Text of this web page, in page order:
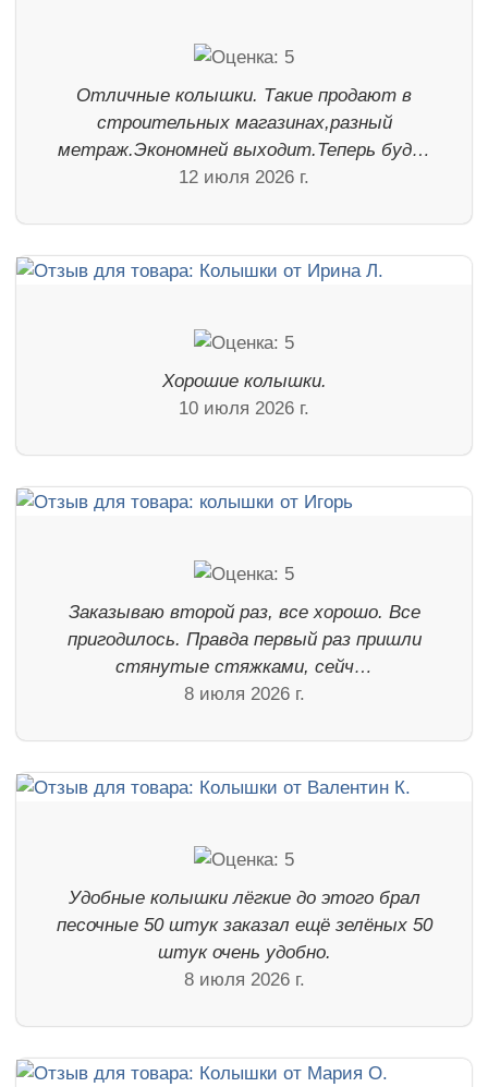
Отличные колышки. Такие продают в
строительных магазинах,разный
метраж.Экономней выходит.Теперь буд…
12 июля 2026 г.
Хорошие колышки.
10 июля 2026 г.
Заказываю второй раз, все хорошо. Все
пригодилось. Правда первый раз пришли
стянутые стяжками, сейч…
8 июля 2026 г.
Удобные колышки лёгкие до этого брал
песочные 50 штук заказал ещё зелёных 50
штук очень удобно.
8 июля 2026 г.